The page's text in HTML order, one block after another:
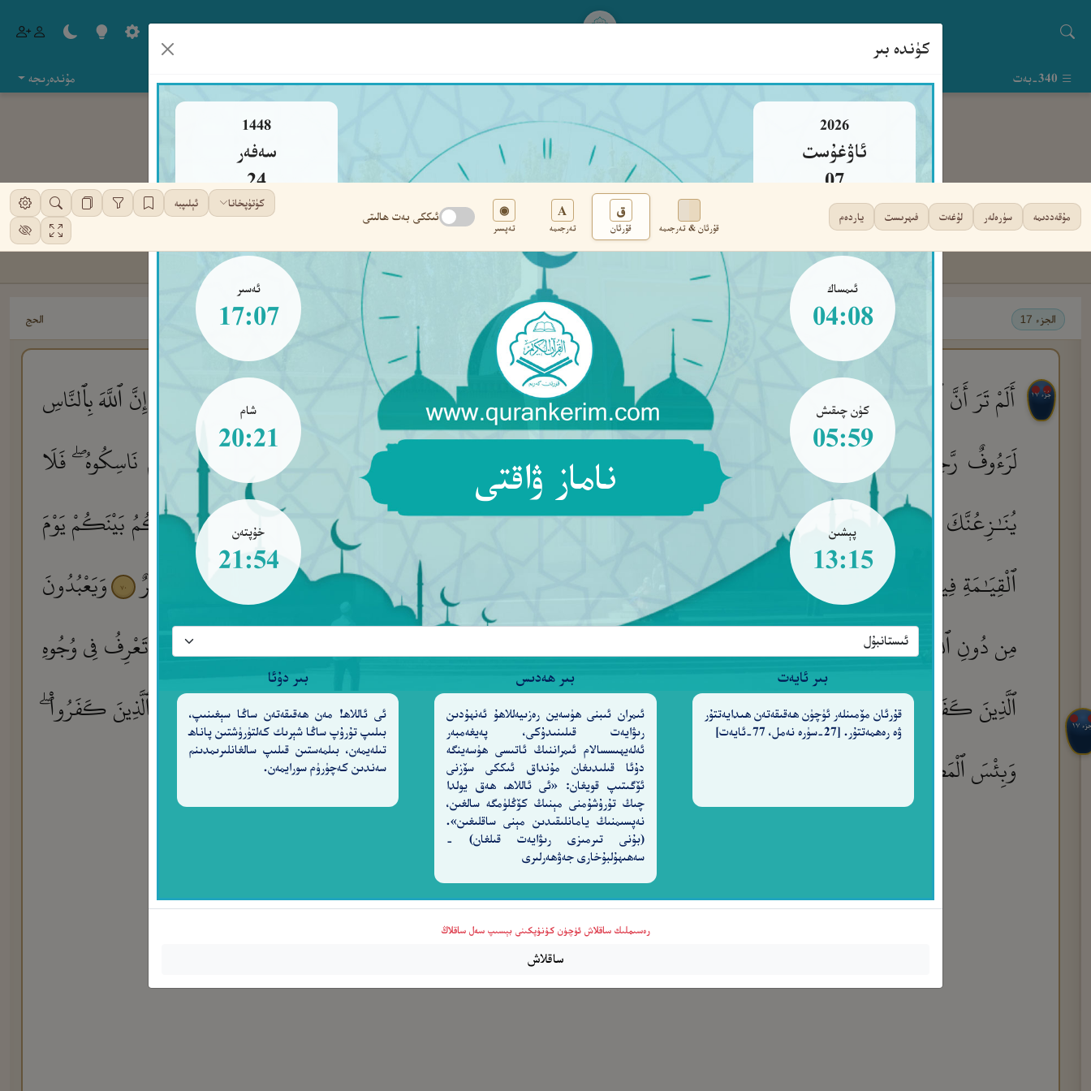
كۈندە بىر
2026
ئاۋغۇست
07
جۈمە
1448
سەفەر
24
جۈمە
ئىمساك
04:08
كۈن چىقىش
05:59
پېشىن
13:15
ناماز ۋاقتى
ئەسىر
17:07
شام
20:21
خۇپتەن
21:54
بىر ئايەت
قۇرئان مۆمىنلەر ئۈچۈن ھەقىقەتەن ھىدايەتتۇر
ۋە رەھمەتتۇر. [27-سۈرە نەمل، 77-ئايەت]
بىر ھەدىس
ئىمران ئىبنى ھۈسەين رەزىيەللاھۇ ئەنھۇدىن
رىۋايەت قىلىنىدۇكى، پەيغەمبەر
ئەلەيھىسسالام ئىمراننىڭ ئاتىسى ھۈسەينگە
دۇئا قىلىدىغان مۇنداق ئىككى سۆزنى
ئۆگىتىپ قويغان: «ئى ئاللاھ، ھەق يولدا
چىڭ تۇرۇشۇمنى مېنىڭ كۆڭلۈمگە سالغىن،
نەپسىمنىڭ يامانلىقىدىن مېنى ساقلىغىن».
(بۇنى تىرمىزى رىۋايەت قىلغان) -
سەھىھۇلبۇخارى جەۋھەرلىرى
بىر دۇئا
ئى ئاللاھ! مەن ھەقىقەتەن ساڭا سېغىنىپ،
بىلىپ تۇرۇپ ساڭا شېرىك كەلتۈرۈشتىن پاناھ
تىلەيمەن، بىلمەستىن قىلىپ سالغانلىرىمدىنم
سەندىن كەچۈرۈم سورايمەن.
رەسىملىك ساقلاش ئۈچۈن كۇنۇپكىنى بېسىپ سەل ساقلاڭ
ساقلاش
مۇندەرىجە
مۇقەددىمە سۈرەلەر لۇغەت فىھرىست ياردەم
قۇرئان & تەرجىمە
ق
قۇرئان
A
تەرجىمە
◉
تەپسىر
ئىككى بەت ھالىتى
كۈتۈپخانا ئېلىپبە
تەڭشەك
١٧
الجزء 17 ‹ ‹ ٣٤٠ › › الحج
جُزْء ١٧
أَلَمْ تَرَ أَنَّ ٱللَّهَ سَخَّرَ لَكُم مَّا فِى ٱلْأَرْضِ وَٱلْفُلْكَ تَجْرِى فِى ٱلْبَحْرِ بِأَمْرِهِۦ وَيُمْسِكُ ٱلسَّمَآءَ أَن تَقَعَ عَلَى ٱلْأَرْضِ إِلَّا بِإِذْنِهِۦٓ ۗ إِنَّ ٱللَّهَ بِٱلنَّاسِ
لَرَءُوفٌ رَّحِيمٌ
وَهُوَ ٱلَّذِىٓ أَحْيَاكُمْ ثُمَّ يُمِيتُكُمْ ثُمَّ يُحْيِيكُمْ ۗ إِنَّ ٱلْإِنسَـٰنَ لَكَفُورٌ
لِّكُلِّ أُمَّةٍ جَعَلْنَا مَنسَكًا هُمْ نَاسِكُوهُ ۖ فَلَا
يُنَـٰزِعُنَّكَ فِى ٱلْأَمْرِ ۚ وَٱدْعُ إِلَىٰ رَبِّكَ ۖ إِنَّكَ لَعَلَىٰ هُدًى مُّسْتَقِيمٍ
وَإِن جَـٰدَلُوكَ فَقُلِ ٱللَّهُ أَعْلَمُ بِمَا تَعْمَلُونَ
ٱللَّهُ يَحْكُمُ بَيْنَكُمْ يَوْمَ
ٱلْقِيَـٰمَةِ فِيمَا كُنتُمْ فِيهِ تَخْتَلِفُونَ
أَلَمْ تَعْلَمْ أَنَّ ٱللَّهَ يَعْلَمُ مَا فِى ٱلسَّمَآءِ وَٱلْأَرْضِ ۗ إِنَّ ذَٰلِكَ فِى كِتَـٰبٍ ۚ إِنَّ ذَٰلِكَ عَلَى ٱللَّهِ يَسِيرٌ ٧٠
وَيَعْبُدُونَ
مِن دُونِ ٱللَّهِ مَا لَمْ يُنَزِّلْ بِهِۦ سُلْطَـٰنًا وَمَا لَيْسَ لَهُم بِهِۦ عِلْمٌ ۗ وَمَا لِلظَّـٰلِمِينَ مِن نَّصِيرٍ
وَإِذَا تُتْلَىٰ عَلَيْهِمْ ءَايَـٰتُنَا بَيِّنَـٰتٍ تَعْرِفُ فِى وُجُوهِ
ٱلَّذِينَ كَفَرُوا۟ ٱلْمُنكَرَ ۖ يَكَادُونَ يَسْطُونَ بِٱلَّذِينَ يَتْلُونَ عَلَيْهِمْ ءَايَـٰتِنَا ۗ قُلْ أَفَأُنَبِّئُكُم بِشَرٍّ مِّن ذَٰلِكُمُ ۗ ٱلنَّارُ وَعَدَهَا ٱللَّهُ ٱلَّذِينَ كَفَرُوا۟ ۖ
وَبِئْسَ ٱلْمَصِيرُ